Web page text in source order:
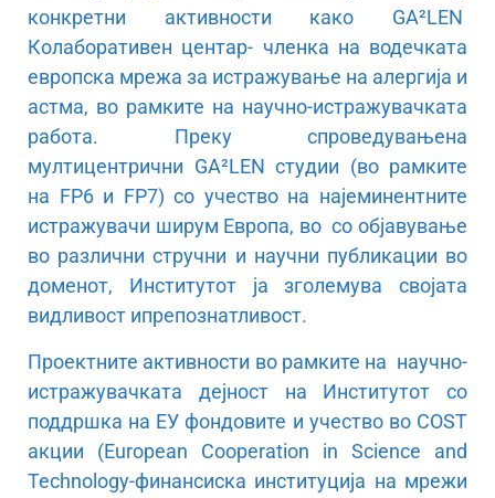
конкретни активности како GA²LEN
Колаборативен центар- членка на водечката
европска мрежа за истражување на алергија и
астма, во рамките на научно-истражувачката
работа. Преку спроведувањена
мултицентрични GA²LEN студии (во рамките
на FP6 и FP7) со учество на најеминентните
истражувачи ширум Европа, во со објавување
во различни стручни и научни публикации во
доменот, Институтот ја зголемува својата
видливост ипрепознатливост.
Проектните активности во рамките на научно-
истражувачката дејност на Институтот со
поддршка на ЕУ фондовите и учество во COST
акции (European Cooperation in Science and
Technology-финансиска институција на мрежи